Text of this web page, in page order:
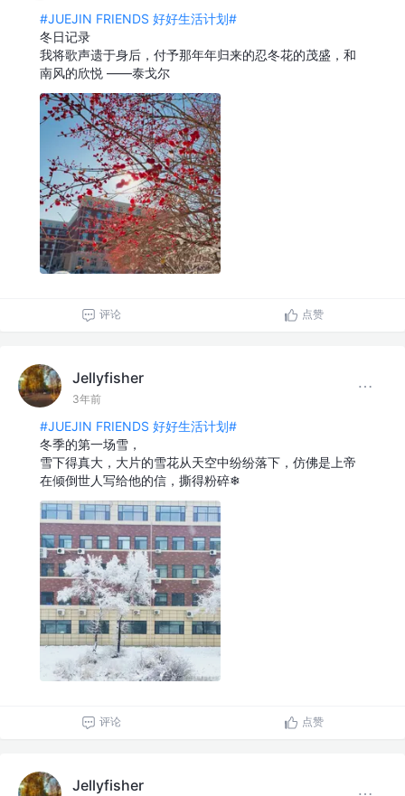
#JUEJIN FRIENDS 好好生活计划#
冬日记录
我将歌声遗于身后，付予那年年归来的忍冬花的茂盛，和
南风的欣悦 ——泰戈尔
评论 点赞
Jellyfisher
3年前
#JUEJIN FRIENDS 好好生活计划#
冬季的第一场雪，
雪下得真大，大片的雪花从天空中纷纷落下，仿佛是上帝
在倾倒世人写给他的信，撕得粉碎❄
评论 点赞
Jellyfisher